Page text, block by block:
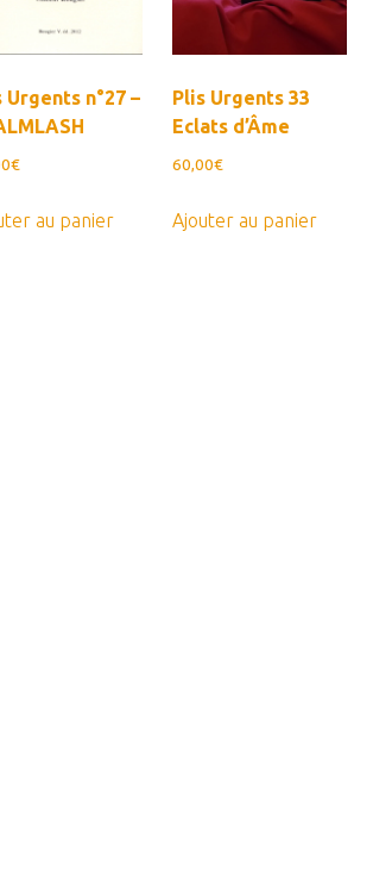
Urgents n°27 –
€
au panier
Plis Urgents 33
Eclats d’Âme
60,00€
Ajouter au panier